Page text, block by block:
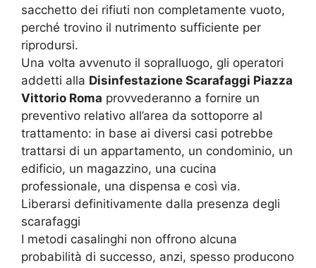
sacchetto dei rifiuti non completamente vuoto,
perché trovino il nutrimento sufficiente per
riprodursi.
Una volta avvenuto il sopralluogo, gli operatori
addetti alla Disinfestazione Scarafaggi Piazza
Vittorio Roma provvederanno a fornire un
preventivo relativo all’area da sottoporre al
trattamento: in base ai diversi casi potrebbe
trattarsi di un appartamento, un condominio, un
edificio, un magazzino, una cucina
professionale, una dispensa e così via.
Liberarsi definitivamente dalla presenza degli
scarafaggi
I metodi casalinghi non offrono alcuna
probabilità di successo, anzi, spesso producono